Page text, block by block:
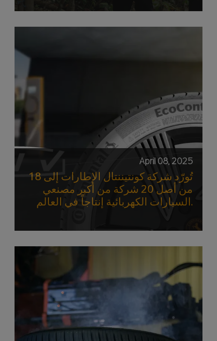
April 08, 2025
تُورّد شركة كونتيننتال الإطارات إلى 18
من أصل 20 شركة من أكبر مصنعي
السيارات الكهربائية إنتاجاً في العالم.